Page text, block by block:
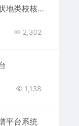
土地利用现状地类校核系统/自然资源“一张图”查询校核系统
2,302
1,138
平台系统